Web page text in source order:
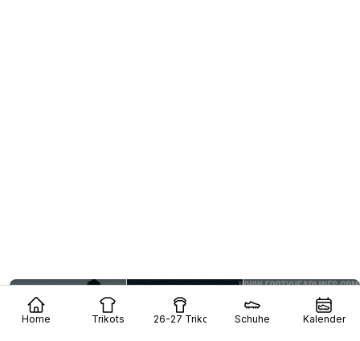
Home Trikots 26-27 Trikots Schuhe Kalender